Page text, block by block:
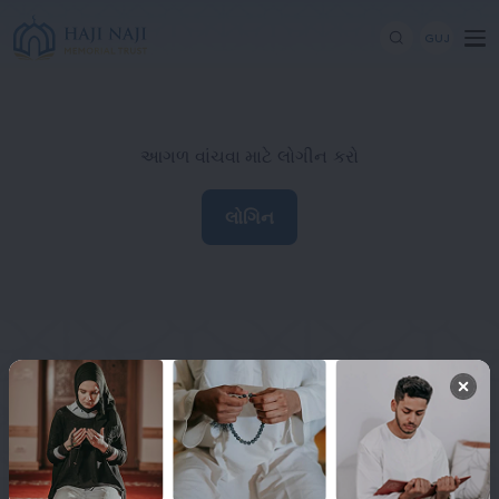
GUJ
લોગિન
Haji Naji Memorial Trust